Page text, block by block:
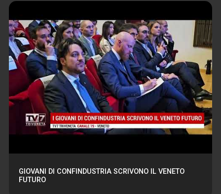
GIOVANI DI CONFINDUSTRIA SCRIVONO IL VENETO
FUTURO